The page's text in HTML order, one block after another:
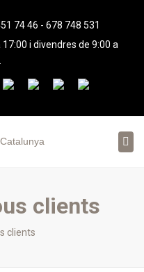
74 46 - 678 748 531
i divendres de 9:00 a
clients
clients